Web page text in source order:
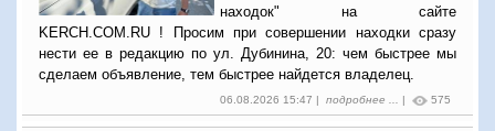
находок" на сайте
KERCH.COM.RU ! Просим при совершении находки сразу
нести ее в редакцию по ул. Дубинина, 20: чем быстрее мы
сделаем объявление, тем быстрее найдется владелец.
06.08.2026 15:47 | подробнее ... | 575